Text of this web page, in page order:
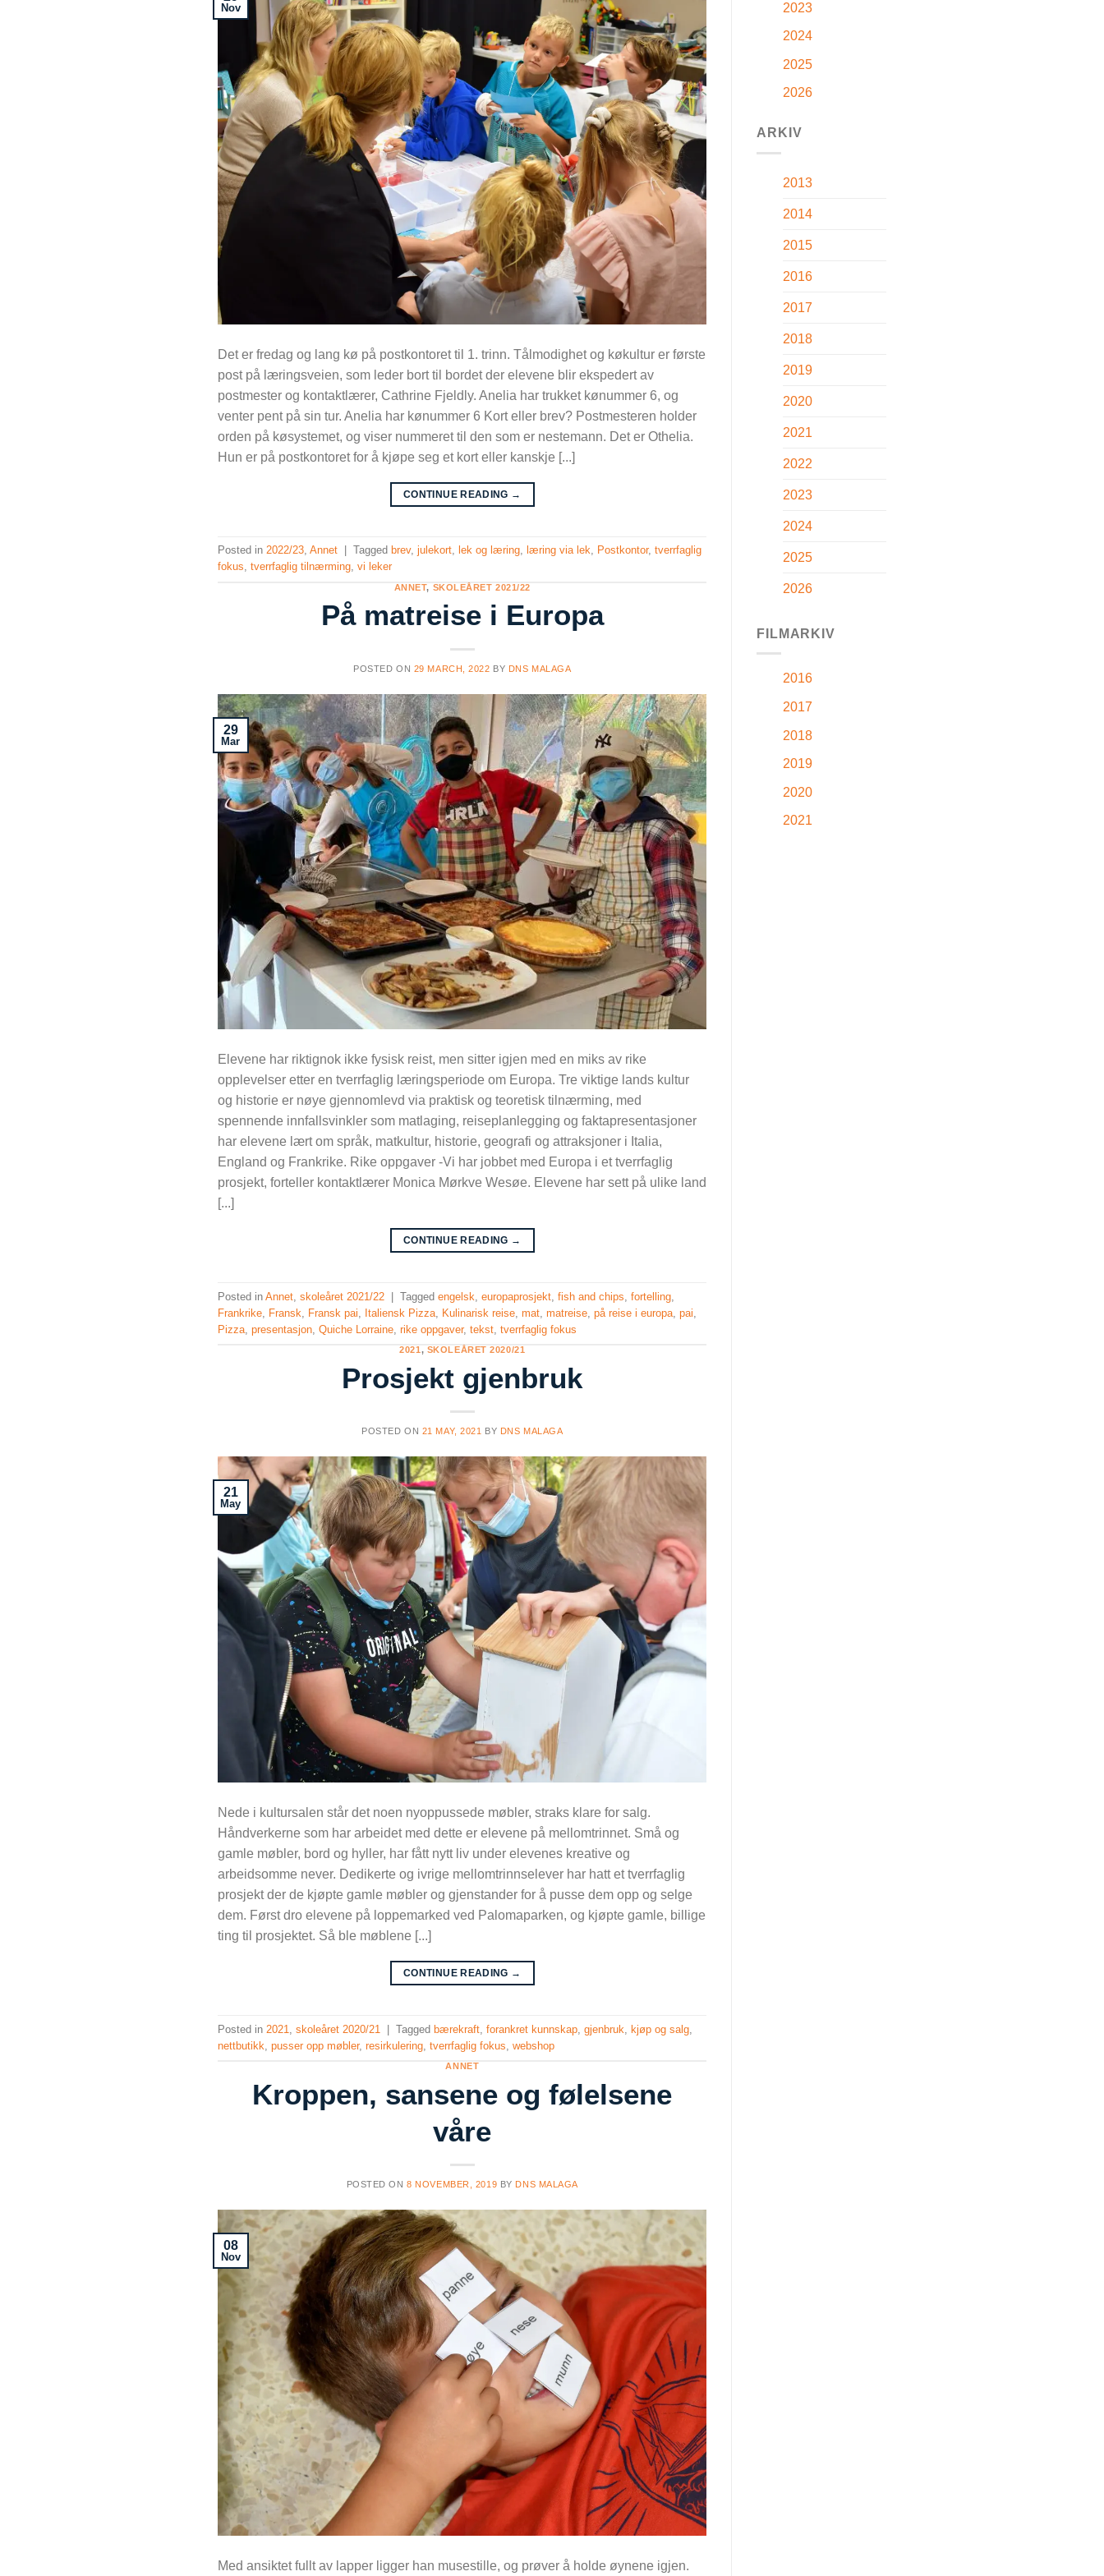
Nov
Det er fredag og lang kø på postkontoret til 1. trinn. Tålmodighet og køkultur er første
post på læringsveien, som leder bort til bordet der elevene blir ekspedert av
postmester og kontaktlærer, Cathrine Fjeldly. Anelia har trukket kønummer 6, og
venter pent på sin tur. Anelia har kønummer 6 Kort eller brev? Postmesteren holder
orden på køsystemet, og viser nummeret til den som er nestemann. Det er Othelia.
Hun er på postkontoret for å kjøpe seg et kort eller kanskje [...]
CONTINUE READING →
Posted in2022/23,Annet Tagged brev,julekort, lek og læring, læring via lek, Postkontor,tverrfaglig
fokus,tverrfaglig tilnærming,vi leker
ANNET, SKOLEÅRET 2021/22
På matreise i Europa
POSTED ON 29 MARCH, 2022 BY DNS MALAGA
29
Mar
Elevene har riktignok ikke fysisk reist, men sitter igjen med en miks av rike
opplevelser etter en tverrfaglig læringsperiode om Europa. Tre viktige lands kultur
og historie er nøye gjennomlevd via praktisk og teoretisk tilnærming, med
spennende innfallsvinkler som matlaging, reiseplanlegging og faktapresentasjoner
har elevene lært om språk, matkultur, historie, geografi og attraksjoner i Italia,
England og Frankrike. Rike oppgaver -Vi har jobbet med Europa i et tverrfaglig
prosjekt, forteller kontaktlærer Monica Mørkve Wesøe. Elevene har sett på ulike land
[...]
CONTINUE READING →
Posted inAnnet ,skoleåret 2021/22 | Taggedengelsk ,europaprosjekt ,fish and chips ,fortelling
Frankrike Fransk Fransk pai Italiensk Pizza Kulinarisk reise ,mat ,matreise ,på reise i europa ,pai
Pizza ,presentasjon ,Quiche Lorraine ,rike oppgaver,tekst ,tverrfaglig fokus
2021 , SKOLEÅRET 2020/21
Prosjekt gjenbruk
POSTED ON 21 MAY, 2021 BY DNS MALAGA
21
May
Nede i kultursalen står det noen nyoppussede møbler, straks klare for salg.
Håndverkerne som har arbeidet med dette er elevene på mellomtrinnet. Små og
gamle møbler, bord og hyller, har fått nytt liv under elevenes kreative og
arbeidsomme never. Dedikerte og ivrige mellomtrinnselever har hatt et tverrfaglig
prosjekt der de kjøpte gamle møbler og gjenstander for å pusse dem opp og selge
dem. Først dro elevene på loppemarked ved Palomaparken, og kjøpte gamle, billige
ting til prosjektet. Så ble møblene [...]
CONTINUE READING →
Posted in 2021 ,skoleåret 2020/21 | Taggedbærekraft ,forankret kunnskap ,gjenbruk ,kjøp og salg
nettbutikk ,pusser opp møbler,resirkulering ,tverrfaglig fokus ,webshop
ANNET
Kroppen, sansene og følelsene
våre
POSTED ON8 NOVEMBER, 2019 BY DNS MALAGA
08
Nov
Med ansiktet fullt av lapper ligger han musestille, og prøver å holde øynene igjen.
2023
2024
2025
2026
ARKIV
2013
2014
2015
2016
2017
2018
2019
2020
2021
2022
2023
2024
2025
2026
FILMARKIV
2016
2017
2018
2019
2020
2021